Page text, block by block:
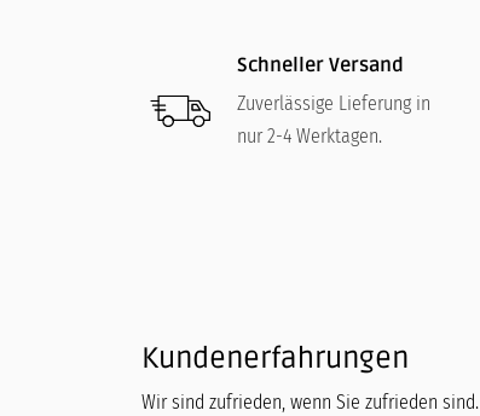
Schneller Versand
Zuverlässige Lieferung in
nur 2-4 Werktagen.
Kundenerfahrungen
Wir sind zufrieden, wenn Sie zufrieden sind.